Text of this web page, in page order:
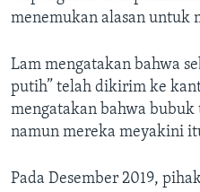
menemukan alasan untuk
Lam mengatakan bahwa
putih” telah dikirim ke
mengatakan bahwa
namun mereka meyakini
Pada Desember 2019,